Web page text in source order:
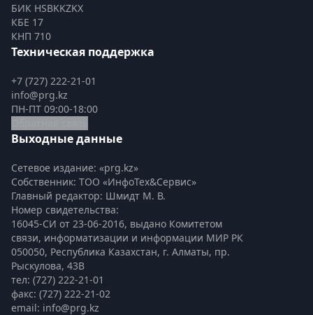
БИК HSBKKZKX
КБЕ 17
КНП 710
Техническая поддержка
+7 (727) 222-21-01
info@prg.kz
ПН-ПТ 09:00-18:00
Выходные данные
Сетевое издание: «prg.kz»
Собственник: ТОО «ИнфоТех&Сервис»
Главный редактор: Шмидт М. В.
Номер свидетельства:
16045-СИ от 23-06-2016, выдано Комитетом
связи, информатизации и информации МИР РК
050050, Республика Казахстан, г. Алматы, пр.
Рыскулова, 43В
тел: (727) 222-21-01
факс: (727) 222-21-02
email: info@prg.kz